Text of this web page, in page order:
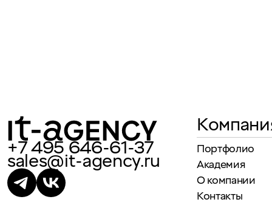
+7 495 646-61-37
sales@it-agency.ru
Портфолио
Академия
О компании
Контакты